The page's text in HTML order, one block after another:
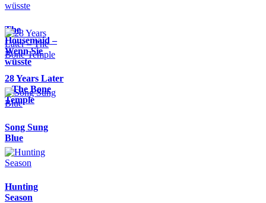
The
Housemaid –
Wenn Sie
wüsste
28 Years Later
– The Bone
Temple
Song Sung
Blue
Hunting
Season